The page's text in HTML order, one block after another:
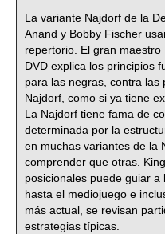
La variante Najdorf de la
Anand y Bobby Fischer
repertorio. El gran
DVD explica los principios
para las negras, contra las
Najdorf, como si ya tiene
La Najdorf tiene fama de
determinada por la
en muchas variantes de la
comprender que otras.
posicionales puede guiar
hasta el mediojuego e
más actual, se revisan
estrategias típicas.